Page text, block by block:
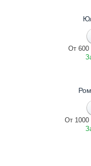
От 600
От 1000